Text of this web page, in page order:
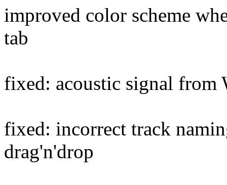
improved color scheme
tab
fixed: acoustic signal from
fixed: incorrect track
drag'n'drop